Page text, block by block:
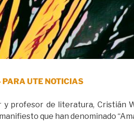
UTE NOTICIAS
y profesor de literatura, Cristián
que han denominado